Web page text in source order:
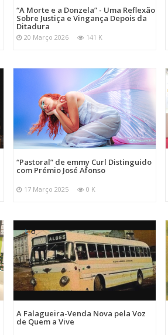
“A Morte e a Donzela” - Uma Reflexão
Sobre Justiça e Vingança Depois da
Ditadura
20 Março 2026 141 K
“Pastoral” de emmy Curl Distinguido
com Prémio José Afonso
17 Março 2025 0 K
A Falagueira-Venda Nova pela Voz
de Quem a Vive